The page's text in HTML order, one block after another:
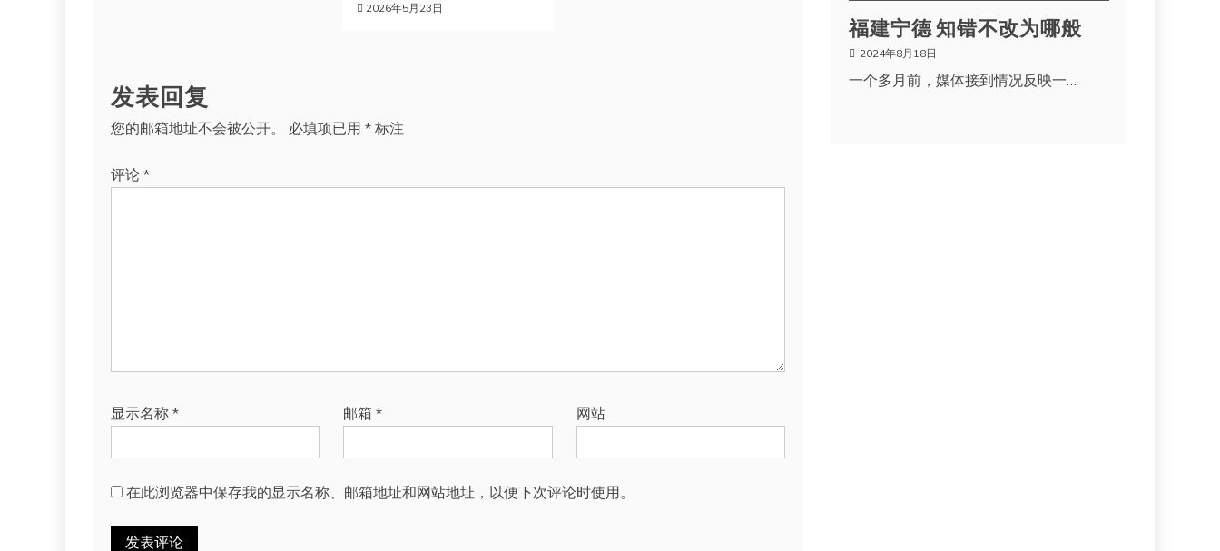
2026年5月23日
发表回复
您的邮箱地址不会被公开。 必填项已用 * 标注
评论 *
显示名称 * 邮箱* 网站
在此浏览器中保存我的显示名称、邮箱地址和网站地址，以便下次评论时使用。
福建宁德 知错不改为哪般
2024年8月18日
一个多月前，媒体接到情况反映一…